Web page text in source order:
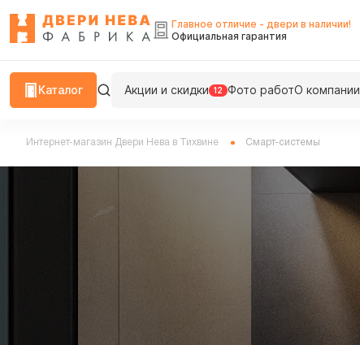
Главное отличие - двери в наличии!
Официальная гарантия
Каталог Акции и скидки 12 Фото работО компании
Интернет-магазин Двери Нева в Тихвине Смарт-системы